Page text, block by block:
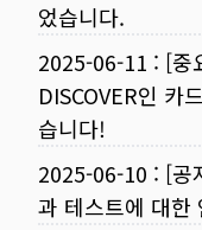
었습니다.
2025-06-11 : [중
DISCOVER인 카
습니다!
2025-06-10 : [공
과 테스트에 대한